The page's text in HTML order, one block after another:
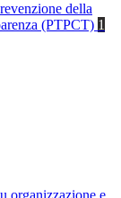
della
(PTPCT) 1